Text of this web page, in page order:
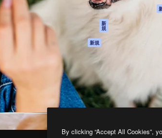
Claude/ChatGPT
向けMCP
新
規
エージェント 新規
API
モバイルアプリ
すべてのMagnificツ
ール
クッキーポリ
トラストセ
S.L.U.無断複写・転載を禁じます
By clicking “Accept All Cookies”,